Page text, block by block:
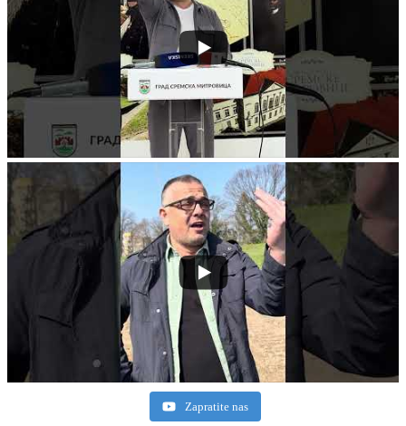
Zapratite nas